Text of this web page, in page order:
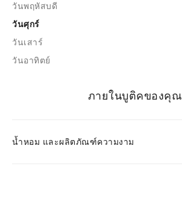
วันพฤหัสบดี
วันศุกร์
วันเสาร์
วันอาทิตย์
ภายในบูติคของคุณ
น้ำหอม และผลิตภัณฑ์ความงาม